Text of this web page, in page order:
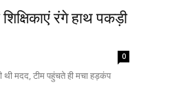
रंगे हाथ पकड़ी
0
थी मदद, टीम पहुंचते ही मचा हड़कंप